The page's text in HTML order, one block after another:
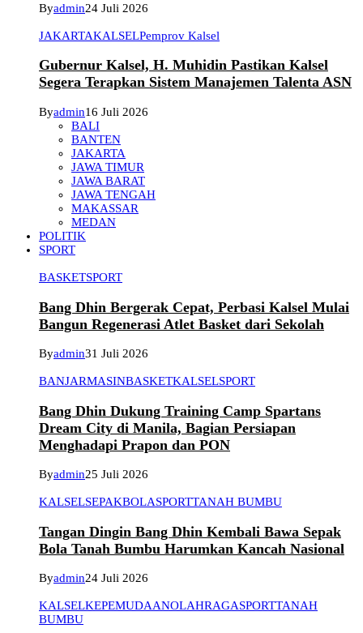
Byadmin24 Juli 2026
JAKARTAKALSELPemprov Kalsel
Gubernur Kalsel, H. Muhidin Pastikan Kalsel
Segera Terapkan Sistem Manajemen Talenta ASN
Byadmin16 Juli 2026
BALI
BANTEN
JAKARTA
JAWA TIMUR
JAWA BARAT
JAWA TENGAH
MAKASSAR
MEDAN
POLITIK
SPORT
BASKETSPORT
Bang Dhin Bergerak Cepat, Perbasi Kalsel Mulai
Bangun Regenerasi Atlet Basket dari Sekolah
Byadmin31 Juli 2026
BANJARMASINBASKETKALSELSPORT
Bang Dhin Dukung Training Camp Spartans
Dream City di Manila, Bagian Persiapan
Menghadapi Prapon dan PON
Byadmin25 Juli 2026
KALSELSEPAKBOLASPORTTANAH BUMBU
Tangan Dingin Bang Dhin Kembali Bawa Sepak
Bola Tanah Bumbu Harumkan Kancah Nasional
Byadmin24 Juli 2026
KALSELKEPEMUDAANOLAHRAGASPORTTANAH
BUMBU